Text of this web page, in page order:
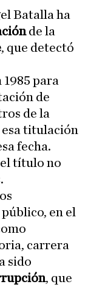
Batalla ha
de la
, que detectó
para
de
de la
titulación
fecha.
título no
en el
carrera
sido
, que